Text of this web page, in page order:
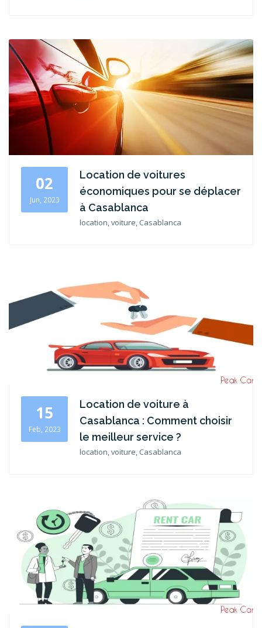
02
Jun, 2023
Location de voitures
économiques pour se déplacer
à Casablanca
location, voiture, Casablanca
15
Feb, 2023
Location de voiture à
Casablanca : Comment choisir
le meilleur service ?
location, voiture, Casablanca